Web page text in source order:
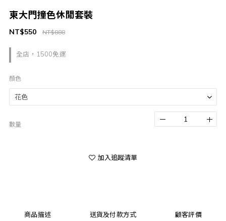
東大門撞色休閒套裝
全店，1500免運
NT$888
NT$550
顏色
數量
加入追蹤清單
商品描述 送貨及付款方式 顧客評價